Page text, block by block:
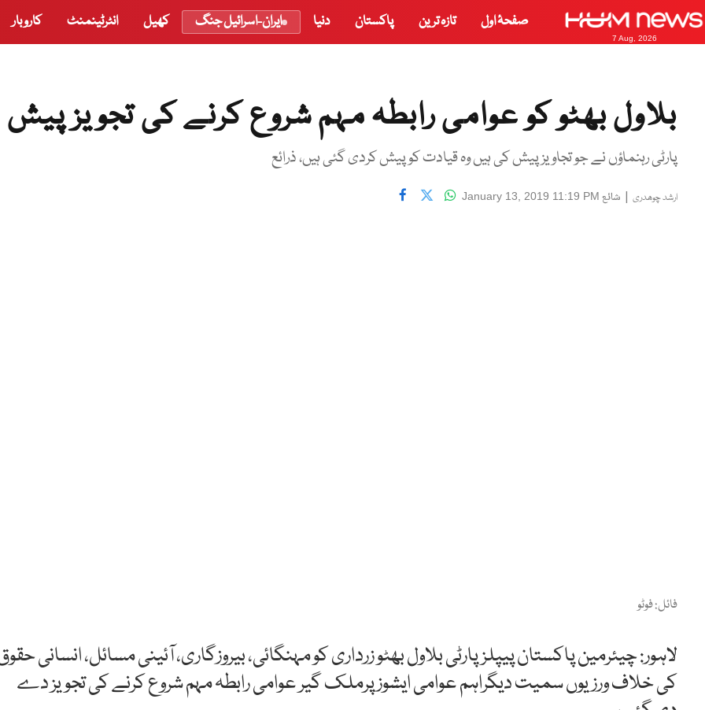
7 Aug, 2026
صفحۂ اول تازہ ترین پاکستان دنیا ایران-اسرائیل جنگ کھیل انٹرٹینمنٹ کاروبار
بلاول بھٹو کو عوامی رابطہ مہم شروع کرنے کی تجویز پیش
پارٹی رہنماؤں نے جو تجاویز پیش کی ہیں وہ قیادت کو پیش کردی گئی ہیں، ذرائع
ارشد چوھدری | شائع January 13, 2019 11:19 PM
فائل: فوٹو
لاہور: چیئرمین پاکستان پیپلزپارٹی بلاول بھٹو زرداری کو مہنگائی، بیروزگاری، آئینی مسائل، انسانی
کی خلاف ورزیوں سمیت دیگراہم عوامی ایشوز پرملک گیر عوامی رابطہ مہم شروع کرنے کی تجویز دے